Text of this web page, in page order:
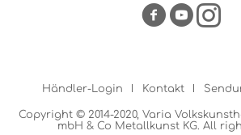
Händler-Login Kontakt
Copyright © 2014-2020, Varia
mbH & Co Metallkunst KG. All